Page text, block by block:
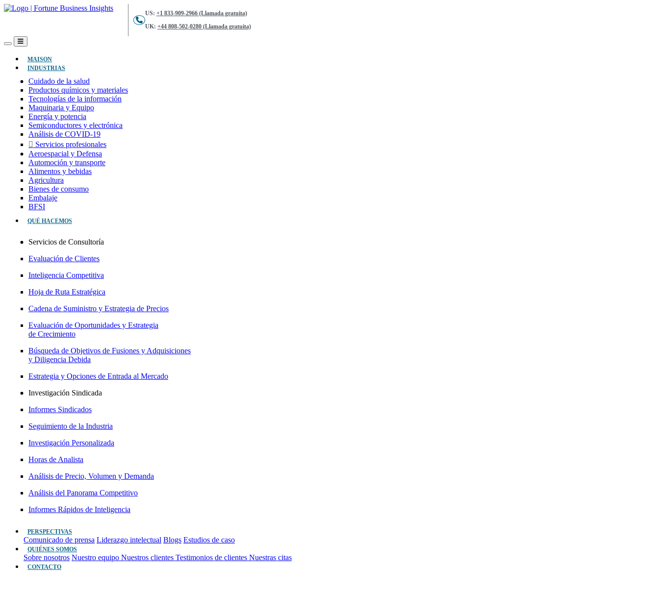
US: +1 833-909-2966 (Llamada gratuita)
UK: +44 808-502-0280 (Llamada gratuita)
MAISON(ACTUAL)
INDUSTRIAS
Cuidado de la salud
Productos químicos y materiales
Tecnologías de la información
Maquinaria y Equipo
Energía y potencia
Semiconductores y electrónica
Análisis de COVID-19
Servicios profesionales
Aeroespacial y Defensa
Automoción y transporte
Alimentos y bebidas
Agricultura
Bienes de consumo
Embalaje
BFSI
QUÉ HACEMOS
Servicios de Consultoría
Evaluación de Clientes
Inteligencia Competitiva
Hoja de Ruta Estratégica
Cadena de Suministro y Estrategia de Precios
Evaluación de Oportunidades y Estrategia
de Crecimiento
Búsqueda de Objetivos de Fusiones y Adquisiciones
y Diligencia Debida
Estrategia y Opciones de Entrada al Mercado
Investigación Sindicada
Informes Sindicados
Seguimiento de la Industria
Investigación Personalizada
Horas de Analista
Análisis de Precio, Volumen y Demanda
Análisis del Panorama Competitivo
Informes Rápidos de Inteligencia
PERSPECTIVAS
Comunicado de prensa Liderazgo intelectual Blogs Estudios de caso
QUIÉNES SOMOS
Sobre nosotros Nuestro equipo Nuestros clientes Testimonios de clientes Nuestras citas
CONTACTO